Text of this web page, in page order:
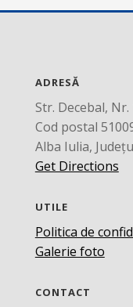
ADRESĂ
Str. Decebal, Nr.
Cod postal
Alba Iulia,
Get Directions
UTILE
Politica de
Galerie foto
CONTACT